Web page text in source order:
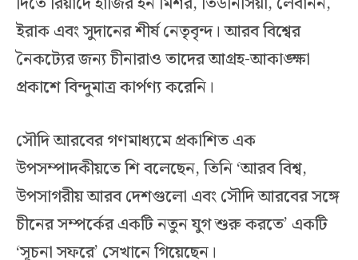
ইরাক এবং সুদানের শীর্ষ নেতৃবৃন্দ। আরব বিশ্বের
নৈকট্যের জন্য চীনারাও তাদের আগ্রহ-আকাঙ্ক্ষা
প্রকাশে বিন্দুমাত্র কার্পণ্য করেনি।
সৌদি আরবের গণমাধ্যমে প্রকাশিত এক
উপসম্পাদকীয়তে শি বলেছেন, তিনি ‘আরব বিশ্ব,
উপসাগরীয় আরব দেশগুলো এবং সৌদি আরবের সঙ্গে
চীনের সম্পর্কের একটি নতুন যুগ শুরু করতে’ একটি
‘সূচনা সফরে’ সেখানে গিয়েছেন।